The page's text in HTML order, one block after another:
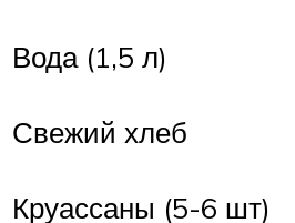
Вода (1,5 л)
Свежий хлеб
Круассаны (5-6 шт)